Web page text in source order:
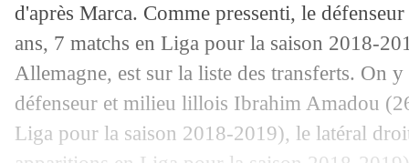
d'après Marca. Comme pressenti, le
ans, 7 matchs en Liga pour la saison 2018-
Allemagne, est sur la liste des transferts. On
défenseur et milieu lillois Ibrahim Amadou
Liga pour la saison 2018-2019), le latéral
28/07 Bordeaux: De Préville valide son
28/07 Liverpool: Real, PSG, Barça... Klopp
28/07 Liverpool: Klopp s'enflamme pour